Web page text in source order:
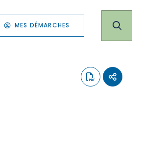
MES DÉMARCHES